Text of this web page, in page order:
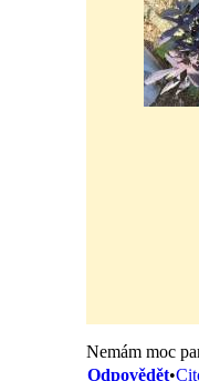
Nemám moc
Odpovědět•